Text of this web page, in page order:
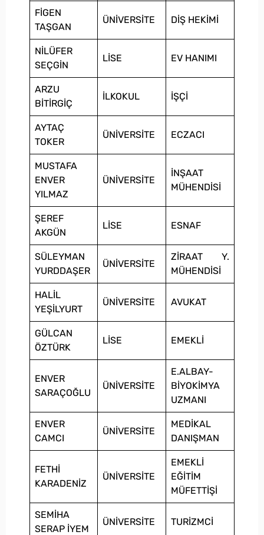
FİGEN
TAŞGAN
ÜNİVERSİTE DİŞ HEKİMİ
NİLÜFER
SEÇGİN
LİSE EV HANIMI
ARZU
BİTİRGİÇ
İLKOKUL İŞÇİ
AYTAÇ
TOKER
ÜNİVERSİTE ECZACI
MUSTAFA
ENVER
YILMAZ
ÜNİVERSİTE
İNŞAAT
MÜHENDİSİ
ŞEREF
AKGÜN
LİSE ESNAF
SÜLEYMAN
YURDDAŞER
ÜNİVERSİTE
ZİRAAT Y.
MÜHENDİSİ
HALİL
YEŞİLYURT
ÜNİVERSİTE AVUKAT
GÜLCAN
ÖZTÜRK
LİSE EMEKLİ
ENVER
SARAÇOĞLU
ÜNİVERSİTE
E.ALBAY-
BİYOKİMYA
UZMANI
ENVER
CAMCI
ÜNİVERSİTE
MEDİKAL
DANIŞMAN
FETHİ
KARADENİZ
ÜNİVERSİTE
EMEKLİ
EĞİTİM
MÜFETTİŞİ
SEMİHA
SERAP İYEM
ÜNİVERSİTE TURİZMCİ